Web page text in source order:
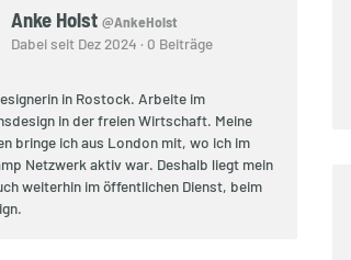
Anke Holst @AnkeHolst
Dabei seit Dez 2024 · 0 Beiträge
in Rostock. Arbeite im
in der freien Wirtschaft. Meine
bringe ich aus London mit, wo ich im
Netzwerk aktiv war. Deshalb liegt mein
weiterhin im öffentlichen Dienst, beim